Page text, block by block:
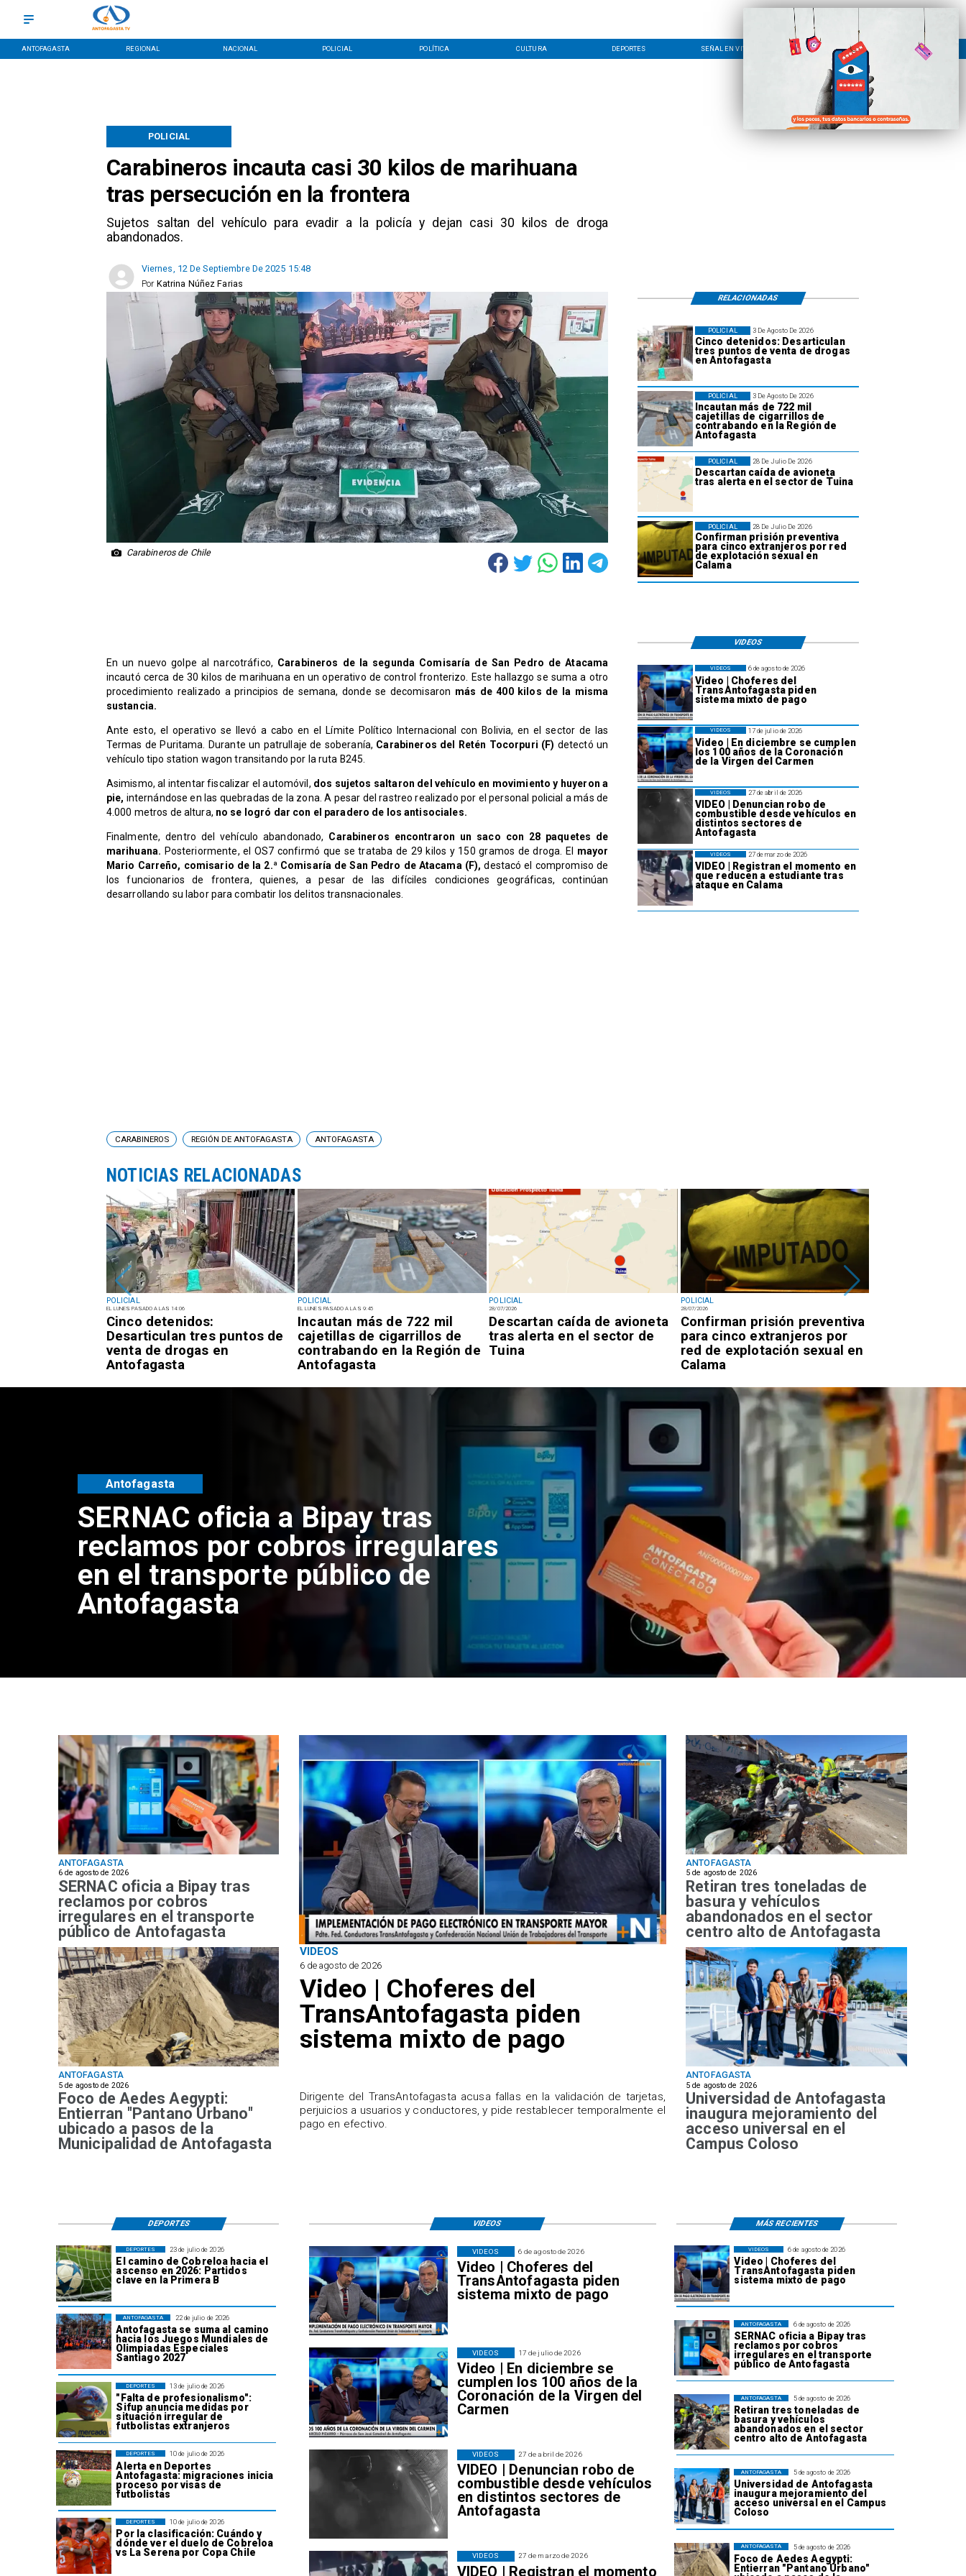
ANTOFAGASTA REGIONAL NACIONAL POLICIAL POLÍTICA CULTURA DEPORTES SEÑAL EN VIVO CONTACTO LÍNEA EDITORIAL
Carabineros incauta casi 30 kilos de marihuana
tras persecución en la frontera
​Sujetos saltan del vehículo para evadir a la policía y dejan casi 30 kilos de droga
abandonados.
POLICIAL
Viernes, 12 De Septiembre De 2025 15:48
Katrina Núñez Farias
Por
Carabineros de Chile
3 De Agosto De 2026
Cinco detenidos: Desarticulan
tres puntos de venta de drogas
en Antofagasta
POLICIAL
3 De Agosto De 2026
Incautan más de 722 mil
cajetillas de cigarrillos de
contrabando en la Región de
Antofagasta
POLICIAL
28 De Julio De 2026
Descartan caída de avioneta
tras alerta en el sector de Tuina
POLICIAL
28 De Julio De 2026
Confirman prisión preventiva
para cinco extranjeros por red
de explotación sexual en
Calama
POLICIAL
RELACIONADAS
En un nuevo golpe al narcotráfico, Carabineros de la segunda Comisaría de San Pedro de Atacama
incautó cerca de 30 kilos de marihuana en un operativo de control fronterizo. Este hallazgo se suma a otro
procedimiento realizado a principios de semana, donde se decomisaron más de 400 kilos de la misma
sustancia.
Ante esto, el operativo se llevó a cabo en el Límite Político Internacional con Bolivia, en el sector de las
Termas de Puritama. Durante un patrullaje de soberanía, Carabineros del Retén Tocorpuri (F) detectó un
vehículo tipo station wagon transitando por la ruta B245.
Asimismo, al intentar fiscalizar el automóvil, dos sujetos saltaron del vehículo en movimiento y huyeron a
pie, internándose en las quebradas de la zona. A pesar del rastreo realizado por el personal policial a más de
4.000 metros de altura, no se logró dar con el paradero de los antisociales.
Finalmente, dentro del vehículo abandonado, Carabineros encontraron un saco con 28 paquetes de
marihuana. Posteriormente, el OS7 confirmó que se trataba de 29 kilos y 150 gramos de droga. El mayor
Mario Carreño, comisario de la 2.ª Comisaría de San Pedro de Atacama (F), destacó el compromiso de
los funcionarios de frontera, quienes, a pesar de las difíciles condiciones geográficas, continúan
desarrollando su labor para combatir los delitos transnacionales.
VIDEOS
6 de agosto de 2026
Video | Choferes del
TransAntofagasta piden
sistema mixto de pago
VIDEOS
17 de julio de 2026
Video | En diciembre se cumplen
los 100 años de la Coronación
de la Virgen del Carmen
VIDEOS
27 de abril de 2026
VIDEO | Denuncian robo de
combustible desde vehículos en
distintos sectores de
Antofagasta
VIDEOS
27 de marzo de 2026
VIDEO | Registran el momento en
que reducen a estudiante tras
ataque en Calama
VIDEOS
POLICIAL
EL LUNES PASADO A LAS 14:06
Cinco detenidos:
Desarticulan tres puntos de
venta de drogas en
Antofagasta
POLICIAL
EL LUNES PASADO A LAS 9:45
Incautan más de 722 mil
cajetillas de cigarrillos de
contrabando en la Región de
Antofagasta
POLICIAL
28/07/2026
Descartan caída de avioneta
tras alerta en el sector de
Tuina
POLICIAL
28/07/2026
Confirman prisión preventiva
para cinco extranjeros por
red de explotación sexual en
Calama
CARABINEROS REGIÓN DE ANTOFAGASTA ANTOFAGASTA
NOTICIAS RELACIONADAS
SERNAC oficia a Bipay tras
reclamos por cobros irregulares
en el transporte público de
Antofagasta
Antofagasta
ANTOFAGASTA
6 de agosto de 2026
SERNAC oficia a Bipay tras
reclamos por cobros
irregulares en el transporte
público de Antofagasta
VIDEOS
6 de agosto de 2026
Video | Choferes del
TransAntofagasta piden
sistema mixto de pago
​Dirigente del TransAntofagasta acusa fallas en la validación de tarjetas,
perjuicios a usuarios y conductores, y pide restablecer temporalmente el
pago en efectivo.
ANTOFAGASTA
5 de agosto de 2026
Foco de Aedes Aegypti:
Entierran "Pantano Urbano"
ubicado a pasos de la
Municipalidad de Antofagasta
ANTOFAGASTA
5 de agosto de 2026
Retiran tres toneladas de
basura y vehículos
abandonados en el sector
centro alto de Antofagasta
ANTOFAGASTA
5 de agosto de 2026
Universidad de Antofagasta
inaugura mejoramiento del
acceso universal en el
Campus Coloso
6 de agosto de 2026
Video | Choferes del
TransAntofagasta piden
sistema mixto de pago
VIDEOS
6 de agosto de 2026
SERNAC oficia a Bipay tras
reclamos por cobros
irregulares en el transporte
público de Antofagasta
ANTOFAGASTA
5 de agosto de 2026
Retiran tres toneladas de
basura y vehículos
abandonados en el sector
centro alto de Antofagasta
ANTOFAGASTA
5 de agosto de 2026
Universidad de Antofagasta
inaugura mejoramiento del
acceso universal en el Campus
Coloso
ANTOFAGASTA
5 de agosto de 2026
Foco de Aedes Aegypti:
Entierran "Pantano Urbano"
ANTOFAGASTA
23 de julio de 2026
El camino de Cobreloa hacia el
ascenso en 2026: Partidos
clave en la Primera B
DEPORTES
22 de julio de 2026
Antofagasta se suma al camino
hacia los Juegos Mundiales de
Olimpiadas Especiales
Santiago 2027
ANTOFAGASTA
13 de julio de 2026
"Falta de profesionalismo":
Sifup anuncia medidas por
situación irregular de
futbolistas extranjeros
DEPORTES
10 de julio de 2026
Alerta en Deportes
Antofagasta: migraciones inicia
proceso por visas de
futbolistas
DEPORTES
10 de julio de 2026
Por la clasificación: Cuándo y
dónde ver el duelo de Cobreloa
vs La Serena por Copa Chile
DEPORTES
6 de agosto de 2026
Video | Choferes del
TransAntofagasta piden
sistema mixto de pago
VIDEOS
17 de julio de 2026
Video | En diciembre se
cumplen los 100 años de la
Coronación de la Virgen del
Carmen
VIDEOS
27 de abril de 2026
VIDEO | Denuncian robo de
combustible desde vehículos
en distintos sectores de
Antofagasta
VIDEOS
27 de marzo de 2026
VIDEO | Registran el momento
VIDEOS
VIDEOS
DEPORTES MÁS RECIENTES